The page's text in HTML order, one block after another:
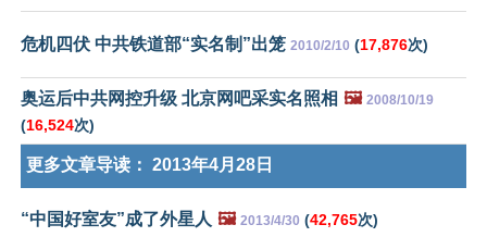
危机四伏 中共铁道部“实名制”出笼 2010/2/10 (17,876次)
奥运后中共网控升级 北京网吧采实名照相 🖼️ 2008/10/19
(16,524次)
更多文章导读： 2013年4月28日
“中国好室友”成了外星人 🖼️ 2013/4/30 (42,765次)